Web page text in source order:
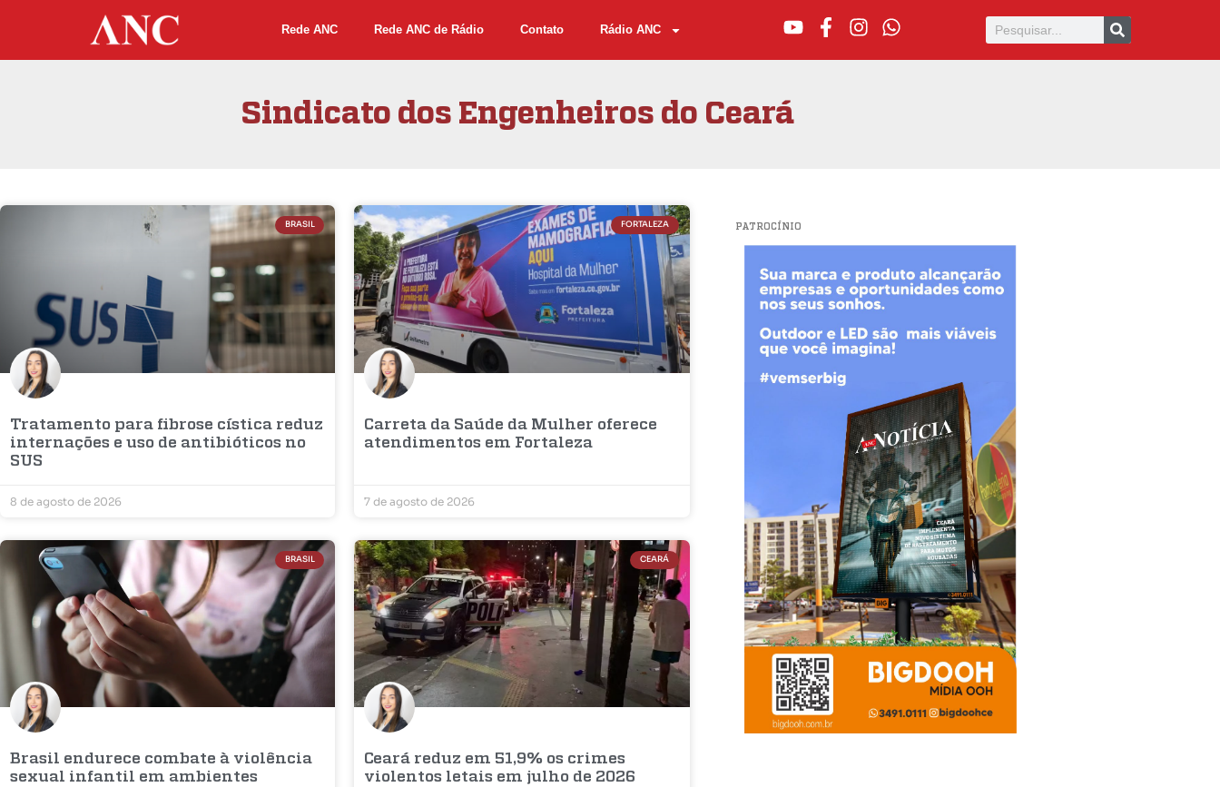
Rede ANC Rede ANC de Rádio Contato Rádio ANC
Sindicato dos Engenheiros do Ceará
BRASIL
Tratamento para fibrose cística reduz
internações e uso de antibióticos no
SUS
8 de agosto de 2026
FORTALEZA
Carreta da Saúde da Mulher oferece
atendimentos em Fortaleza
7 de agosto de 2026
BRASIL
Brasil endurece combate à violência
sexual infantil em ambientes
CEARÁ
Ceará reduz em 51,9% os crimes
violentos letais em julho de 2026
PATROCÍNIO